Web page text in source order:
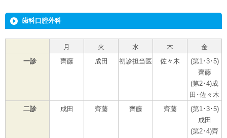
歯科口腔外科
月 火 水 木
金
一診
齊藤 成田 初診担当医 佐々木
(第1･3･5)
齊藤
(第2･4)成
田･佐々木
二診
成田 齊藤 齊藤 齊藤
(第1･3･5)
成田
(第2･4)齊